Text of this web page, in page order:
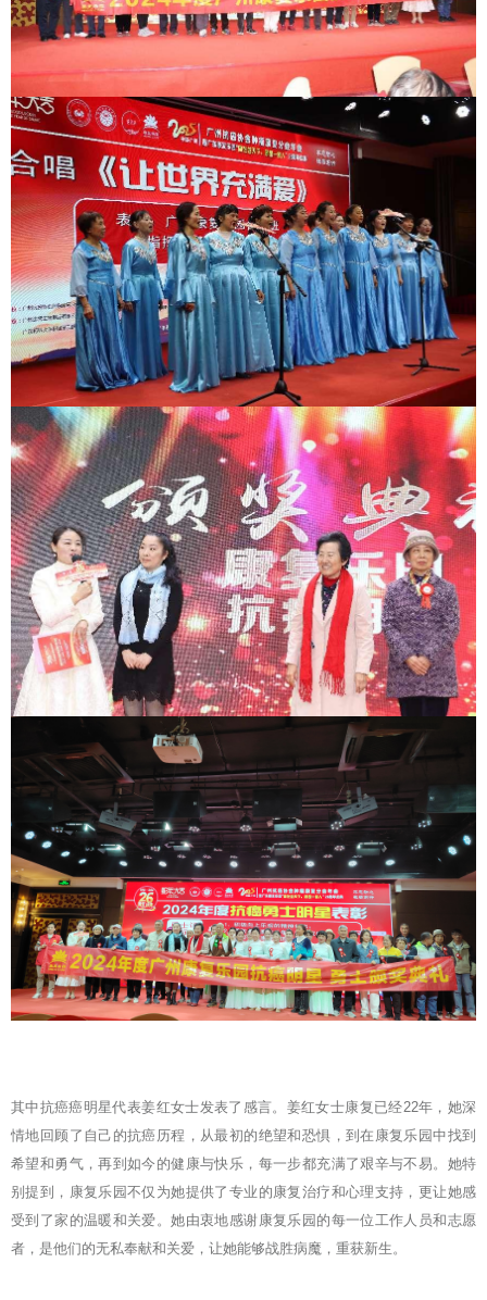
其中抗癌癌明星代表姜红女士发表了感言。姜红女士康复已经22年，她深
情地回顾了自己的抗癌历程，从最初的绝望和恐惧，到在康复乐园中找到
希望和勇气，再到如今的健康与快乐，每一步都充满了艰辛与不易。她特
别提到，康复乐园不仅为她提供了专业的康复治疗和心理支持，更让她感
受到了家的温暖和关爱。她由衷地感谢康复乐园的每一位工作人员和志愿
者，是他们的无私奉献和关爱，让她能够战胜病魔，重获新生。